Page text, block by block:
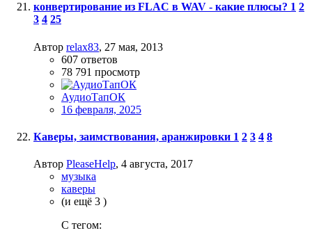
конвертирование из FLAC в WAV - какие плюсы? 1 2
3 4 25
Автор relax83, 27 мая, 2013
607 ответов
78 791 просмотр
АудиоТапОК
16 февраля, 2025
Каверы, заимствования, аранжировки 1 2 3 4 8
Автор PleaseHelp, 4 августа, 2017
музыка
каверы
(и ещё 3 )
C тегом: